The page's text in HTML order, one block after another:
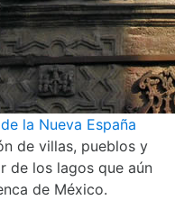
la Nueva España
de villas, pueblos y
de los lagos que aún
de México.